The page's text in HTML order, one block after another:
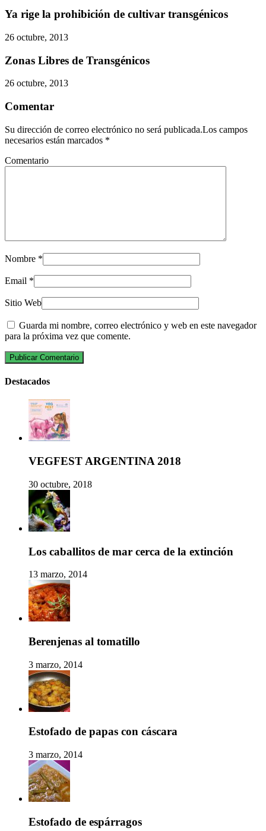
Ya rige la prohibición de cultivar transgénicos
26 octubre, 2013
Zonas Libres de Transgénicos
26 octubre, 2013
Comentar
Su dirección de correo electrónico no será publicada.Los campos
necesarios están marcados *
Comentario
Nombre *
Email *
Sitio Web
Guarda mi nombre, correo electrónico y web en este navegador
para la próxima vez que comente.
Destacados
VEGFEST ARGENTINA 2018
30 octubre, 2018
Los caballitos de mar cerca de la extinción
13 marzo, 2014
Berenjenas al tomatillo
3 marzo, 2014
Estofado de papas con cáscara
3 marzo, 2014
Estofado de espárragos